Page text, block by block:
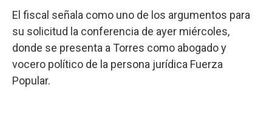
El fiscal señala como uno de los argumentos para
su solicitud la conferencia de ayer miércoles,
donde se presenta a Torres como abogado y
vocero político de la persona jurídica Fuerza
Popular.